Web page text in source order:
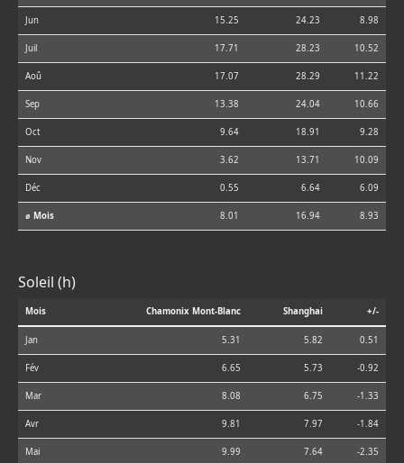
Jun 15.25 24.23 8.98
Juil 17.71 28.23 10.52
Aoû 17.07 28.29 11.22
Sep 13.38 24.04 10.66
Oct 9.64 18.91 9.28
Nov 3.62 13.71 10.09
Déc 0.55 6.64 6.09
⌀ Mois 8.01 16.94 8.93
Soleil (h)
Mois Chamonix Mont-Blanc Shanghai +/-
Jan 5.31 5.82 0.51
Fév 6.65 5.73 -0.92
Mar 8.08 6.75 -1.33
Avr 9.81 7.97 -1.84
Mai 9.99 7.64 -2.35